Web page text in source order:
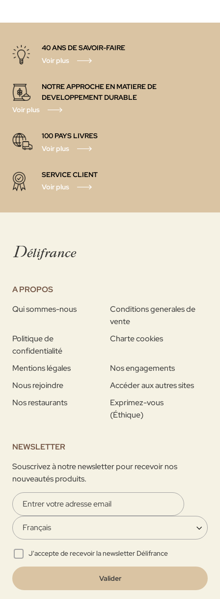
40 ANS DE SAVOIR-FAIRE
Voir plus
NOTRE APPROCHE EN MATIERE DE
DEVELOPPEMENT DURABLE
Voir plus
100 PAYS LIVRES
Voir plus
SERVICE CLIENT
Voir plus
A PROPOS
Qui sommes-nous
Conditions generales de
vente
Politique de
confidentialité
Charte cookies
Mentions légales
Nos engagements
Nous rejoindre
Accéder aux autres sites
Nos restaurants
Exprimez-vous
(Éthique)
NEWSLETTER
Souscrivez à notre newsletter pour recevoir nos
nouveautés produits.
J'accepte de recevoir la newsletter Délifrance
Valider